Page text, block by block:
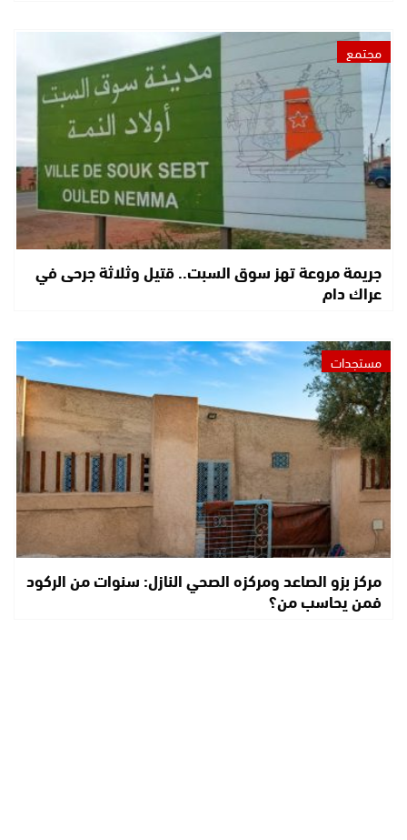
مجتمع
جريمة مروعة تهز سوق السبت.. قتيل وثلاثة جرحى في
عراك دام
مستجدات
مركز بزو الصاعد ومركزه الصحي النازل: سنوات من الركود
فمن يحاسب من؟